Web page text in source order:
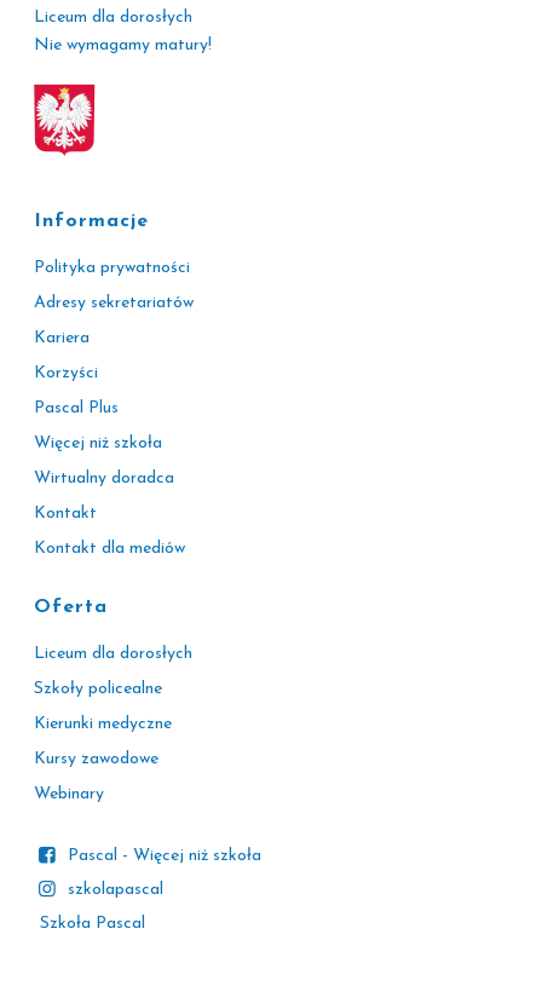
Liceum dla dorosłych
Nie wymagamy matury!
Informacje
Polityka prywatności
Adresy sekretariatów
Kariera
Korzyści
Pascal Plus
Więcej niż szkoła
Wirtualny doradca
Kontakt
Kontakt dla mediów
Oferta
Liceum dla dorosłych
Szkoły policealne
Kierunki medyczne
Kursy zawodowe
Webinary
Pascal - Więcej niż szkoła
szkolapascal
Szkoła Pascal